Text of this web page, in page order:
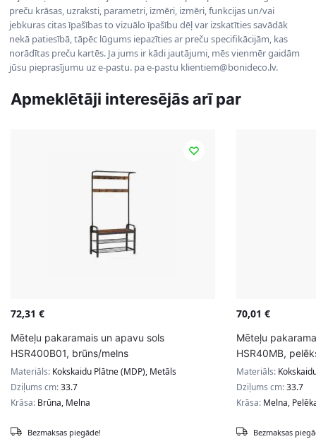
preču krāsas, uzraksti, parametri, izmēri, izmēri, funkcijas un/vai
jebkuras citas īpašības to vizuālo īpašību dēļ var izskatīties savādāk
nekā patiesībā, tāpēc lūgums iepazīties ar preču specifikācijām, kas
norādītas preču kartēs. Ja jums ir kādi jautājumi, mēs vienmēr gaidām
jūsu pieprasījumu uz e-pastu. pa e-pastu klientiem@bonideco.lv.
Apmeklētāji interesējās arī par
72,31 €
Mēteļu pakaramais un apavu sols
HSR400B01, brūns/melns
Materiāls: Kokskaidu Plātne (MDP), Metāls
Dziļums cm:33.7
Krāsa: Brūna, Melna
Bezmaksas piegāde!
70,01 €
Mēteļu
HSR40MB,
Materiāls:
Dziļums cm:33.7
Krāsa: Melna,
Bezmaksas